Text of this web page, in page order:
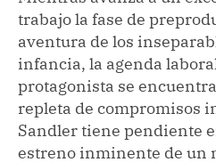
trabajo la fase de
aventura de los
infancia, la agenda
protagonista se
repleta de compromisos
Sandler tiene pendiente
estreno inminente de un